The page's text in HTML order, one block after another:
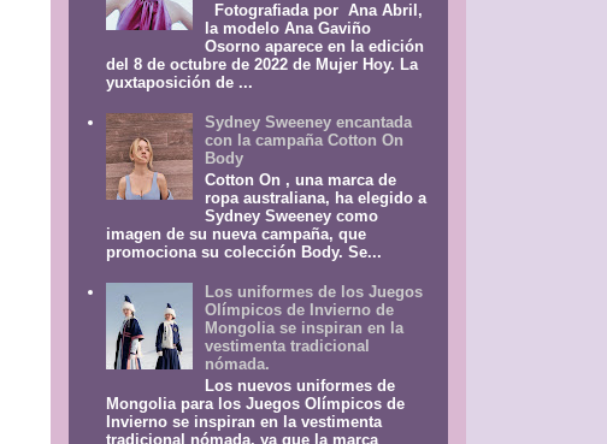
Fotografiada por Ana Abril,
la modelo Ana Gaviño
Osorno aparece en la edición
del 8 de octubre de 2022 de Mujer Hoy. La
yuxtaposición de ...
Sydney Sweeney encantada
con la campaña Cotton On
Body
Cotton On , una marca de
ropa australiana, ha elegido a
Sydney Sweeney como
imagen de su nueva campaña, que
promociona su colección Body. Se...
Los uniformes de los Juegos
Olímpicos de Invierno de
Mongolia se inspiran en la
vestimenta tradicional
nómada.
Los nuevos uniformes de
Mongolia para los Juegos Olímpicos de
Invierno se inspiran en la vestimenta
tradicional nómada, ya que la marca